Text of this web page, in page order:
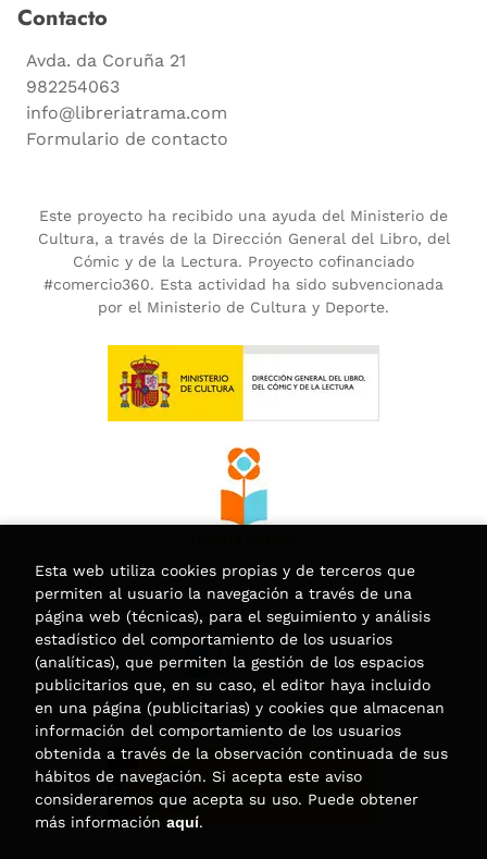
Contacto
Avda. da Coruña 21
982254063
info@libreriatrama.com
Formulario de contacto
Este proyecto ha recibido una ayuda del Ministerio de
Cultura, a través de la Dirección General del Libro, del
Cómic y de la Lectura. Proyecto cofinanciado
#comercio360. Esta actividad ha sido subvencionada
por el Ministerio de Cultura y Deporte.
Esta web utiliza cookies propias y de terceros que
permiten al usuario la navegación a través de una
página web (técnicas), para el seguimiento y análisis
estadístico del comportamiento de los usuarios
(analíticas), que permiten la gestión de los espacios
publicitarios que, en su caso, el editor haya incluido
en una página (publicitarias) y cookies que almacenan
información del comportamiento de los usuarios
obtenida a través de la observación continuada de sus
hábitos de navegación. Si acepta este aviso
consideraremos que acepta su uso. Puede obtener
más información aquí.